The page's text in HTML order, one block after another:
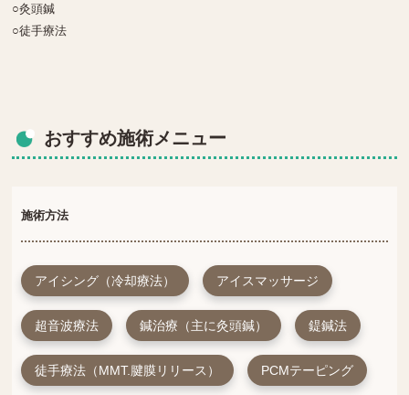
○灸頭鍼
○徒手療法
おすすめ施術メニュー
施術方法
アイシング（冷却療法） アイスマッサージ
超音波療法 鍼治療（主に灸頭鍼） 鍉鍼法
徒手療法（MMT.腱膜リリース） PCMテーピング